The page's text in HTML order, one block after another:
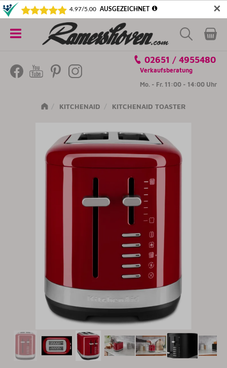
✕
5€ SICHERN! NEWSLETTER ABONNIEREN
Kategorien
02651 / 4955480
Verkaufsberatung
Mo. - Fr. 11:00 - 14:00 Uhr
KITCHENAID KITCHENAID TOASTER